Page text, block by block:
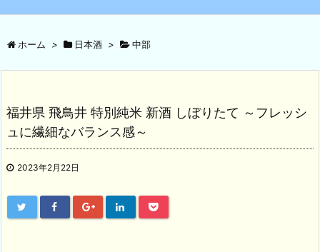
ホーム > 日本酒 > 中部
福井県 飛鳥井 特別純米 新酒 しぼりたて ～フレッシ
ュに繊細なバランス感～
2023年2月22日